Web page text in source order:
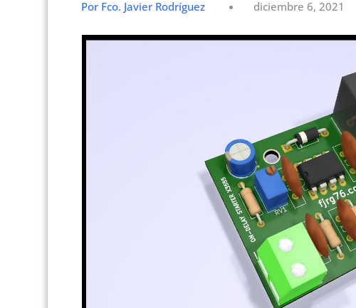
Por Fco. Javier Rodríguez diciembre 6, 2021